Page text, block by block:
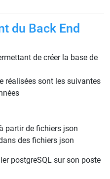
du Back End
de créer la base de
réalisées sont les suivantes
partir de fichiers json
des fichiers json
postgreSQL sur son poste